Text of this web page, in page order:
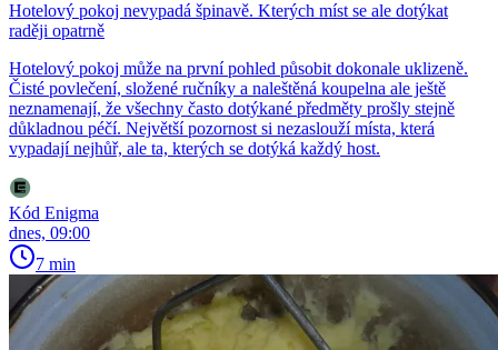
Hotelový pokoj nevypadá špinavě. Kterých míst se ale dotýkat
raději opatrně
Hotelový pokoj může na první pohled působit dokonale uklizeně.
Čisté povlečení, složené ručníky a naleštěná koupelna ale ještě
neznamenají, že všechny často dotýkané předměty prošly stejně
důkladnou péčí. Největší pozornost si nezaslouží místa, která
vypadají nejhůř, ale ta, kterých se dotýká každý host.
Kód Enigma
dnes, 09:00
7 min